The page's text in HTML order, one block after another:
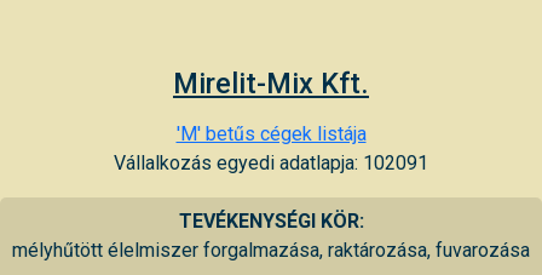
Mirelit-Mix Kft.
'M' betűs cégek listája
Vállalkozás egyedi adatlapja: 102091
TEVÉKENYSÉGI KÖR:
mélyhűtött élelmiszer forgalmazása, raktározása, fuvarozása